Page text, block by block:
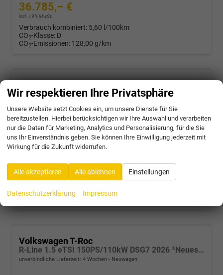
36.785,– €
incl. 19% MwSt.
Verbrauch kombiniert: 5,60 l/100km
CO2-Klasse: D
CO2-Emissionen: 128,00 g/km
Benzin
A6 - Wolf Gray Met.
Leistung
110 kW (150 PS)
36.785,– €
incl. 19% MwSt.
Verbrauch kombiniert:5,60 l/100km
CO2-Klasse:D
128,00 g/km
Volkswagen T-Roc
R-Line 1.5 eTSI 150PS/110kW DSG7 2026 *Neues Modell* | +AHK +BlackStyle +19" ALU +IQ.Licht-Matrix
unverbindliche Lieferzeit: 4 Wochen Neuwagen
Wir respektieren Ihre Privatsphäre
Unsere Website setzt Cookies ein, um unsere Dienste für Sie
bereitzustellen. Hierbei berücksichtigen wir Ihre Auswahl und verarbeiten
nur die Daten für Marketing, Analytics und Personalisierung, für die Sie
uns Ihr Einverständnis geben. Sie können Ihre Einwilligung jederzeit mit
Wirkung für die Zukunft widerrufen.
Alle akzeptieren Alle ablehnen Einstellungen
Datenschutzerklärung Impressum